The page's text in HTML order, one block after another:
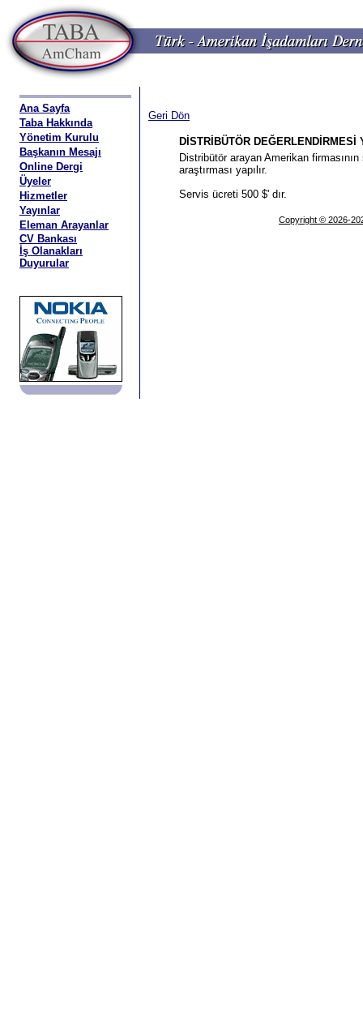
Ana Sayfa
Taba Hakkında
Yönetim Kurulu
Başkanın Mesajı
Online Dergi
Üyeler
Hizmetler
Yayınlar
Eleman Arayanlar
CV Bankası
İş Olanakları
Duyurular
Geri Dön
DİSTRİBÜTÖR DEĞERLENDİRMESİ
Distribütör arayan Amerikan
araştırması yapılır.
Servis ücreti 500 $' dır.
Copyright © 2026-